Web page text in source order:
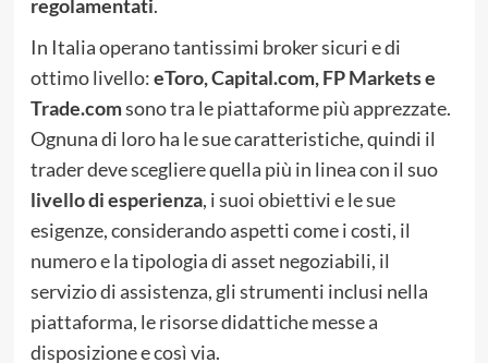
regolamentati.
In Italia operano tantissimi broker sicuri e di
ottimo livello:eToro, Capital.com, FP Markets e
Trade.comsono tra le piattaforme più apprezzate.
Ognuna di loro ha le sue caratteristiche, quindi il
trader deve scegliere quella più in linea con il suo
livello di esperienza, i suoi obiettivi e le sue
esigenze, considerando aspetti come i costi, il
numero e la tipologia di asset negoziabili, il
servizio di assistenza, gli strumenti inclusi nella
piattaforma, le risorse didattiche messe a
disposizione e così via.